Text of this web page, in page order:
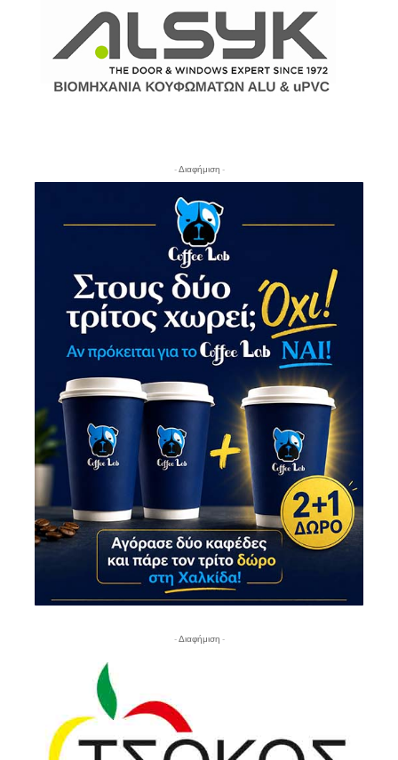
- Διαφήμιση -
- Διαφήμιση -